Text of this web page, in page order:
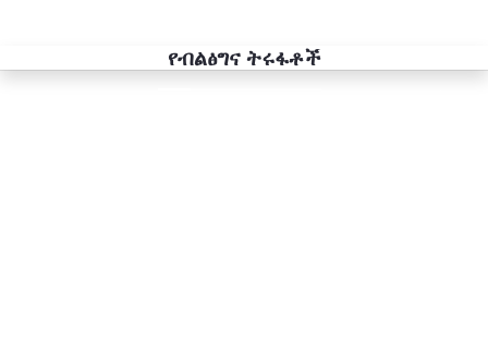
የብልፅግና ትሩፋቶች